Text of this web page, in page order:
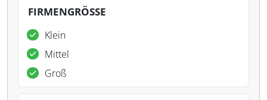
FIRMENGRÖSSE
Klein
Mittel
Groß